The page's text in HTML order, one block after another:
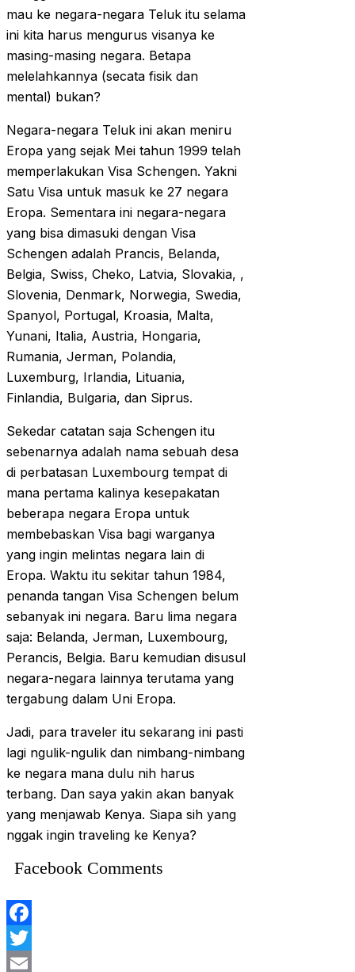
mau ke negara-negara Teluk itu selama
ini kita harus mengurus visanya ke
masing-masing negara. Betapa
melelahkannya (secata fisik dan
mental) bukan?
Negara-negara Teluk ini akan meniru
Eropa yang sejak Mei tahun 1999 telah
memperlakukan Visa Schengen. Yakni
Satu Visa untuk masuk ke 27 negara
Eropa. Sementara ini negara-negara
yang bisa dimasuki dengan Visa
Schengen adalah Prancis, Belanda,
Belgia, Swiss, Cheko, Latvia, Slovakia, ,
Slovenia, Denmark, Norwegia, Swedia,
Spanyol, Portugal, Kroasia, Malta,
Yunani, Italia, Austria, Hongaria,
Rumania, Jerman, Polandia,
Luxemburg, Irlandia, Lituania,
Finlandia, Bulgaria, dan Siprus.
Sekedar catatan saja Schengen itu
sebenarnya adalah nama sebuah desa
di perbatasan Luxembourg tempat di
mana pertama kalinya kesepakatan
beberapa negara Eropa untuk
membebaskan Visa bagi warganya
yang ingin melintas negara lain di
Eropa. Waktu itu sekitar tahun 1984,
penanda tangan Visa Schengen belum
sebanyak ini negara. Baru lima negara
saja: Belanda, Jerman, Luxembourg,
Perancis, Belgia. Baru kemudian disusul
negara-negara lainnya terutama yang
tergabung dalam Uni Eropa.
Jadi, para traveler itu sekarang ini pasti
lagi ngulik-ngulik dan nimbang-nimbang
ke negara mana dulu nih harus
terbang. Dan saya yakin akan banyak
yang menjawab Kenya. Siapa sih yang
nggak ingin traveling ke Kenya?
Facebook Comments
Facebook
Twitter